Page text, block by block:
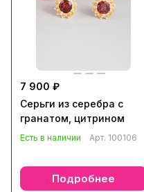
7 900 ₽
Серьги из серебра с
гранатом, цитрином
Есть в наличии Арт. 100106
Подробнее